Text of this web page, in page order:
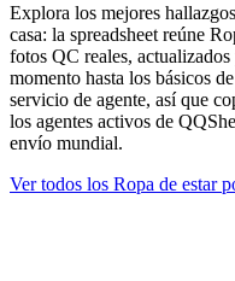
Explora los mejores
casa: la spreadsheet reúne
fotos QC reales,
momento hasta los básicos
servicio de agente, así que
los agentes activos de
envío mundial.
Ver todos los Ropa de estar